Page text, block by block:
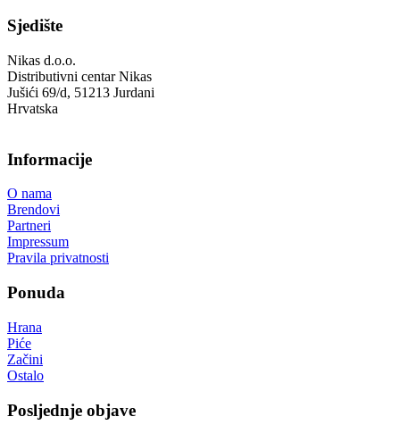
Sjedište
Nikas d.o.o.
Distributivni centar Nikas
Jušići 69/d, 51213 Jurdani
Hrvatska
Informacije
O nama
Brendovi
Partneri
Impressum
Pravila privatnosti
Ponuda
Hrana
Piće
Začini
Ostalo
Posljednje objave